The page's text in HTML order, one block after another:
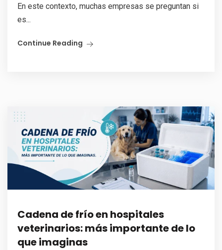
En este contexto, muchas empresas se preguntan si
es...
Continue Reading
Cadena de frío en hospitales
veterinarios: más importante de lo
que imaginas